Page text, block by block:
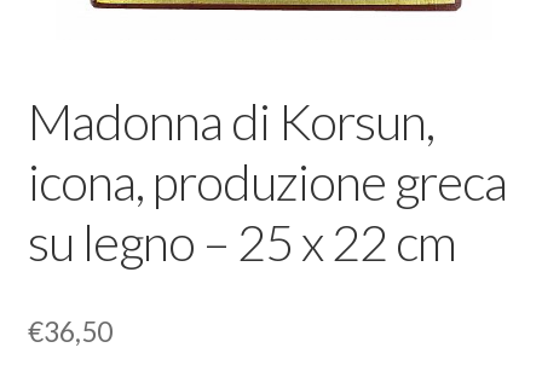
Madonna di Korsun,
icona, produzione greca
su legno – 25 x 22 cm
€36,50